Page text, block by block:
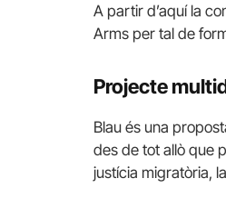
A partir d’aquí la
Arms per tal de
Projecte
Blau és una
des de tot allò que
justícia migratòria,